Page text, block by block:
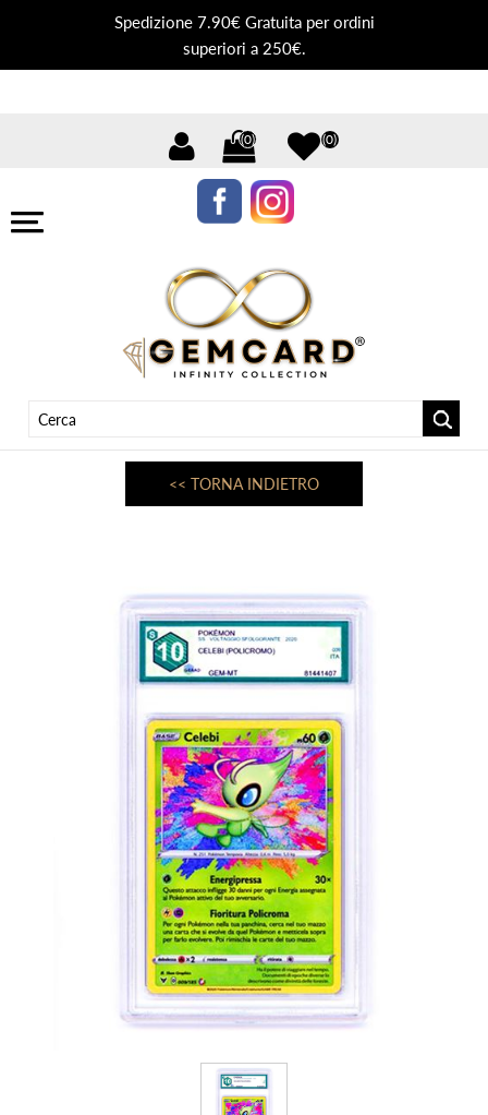
Spedizione 7.90€ Gratuita per ordini
superiori a 250€.
(0) (0)
<< TORNA INDIETRO